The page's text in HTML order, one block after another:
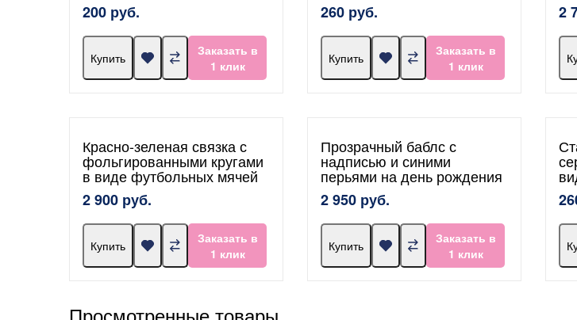
200 руб.
Купить
Заказать в
1 клик
260 руб.
Купить
Заказать в
1 клик
2
Красно-зеленая связка с
фольгированными кругами
в виде футбольных мячей
2 900 руб.
Купить
Заказать в
1 клик
Прозрачный баблс с
надписью и синими
перьями на день рождения
2 950 руб.
Купить
Заказать в
1 клик